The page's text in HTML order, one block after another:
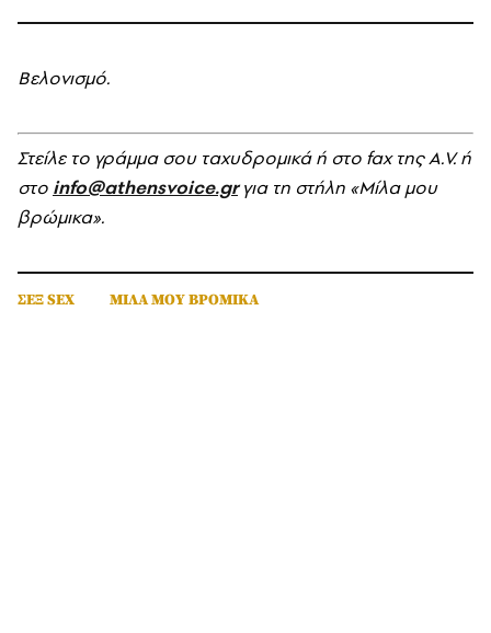
Bελονισμό.
Στείλε το γράμμα σου ταχυδρομικά ή στο fax της A.V. ή
στο info@athensvoice.grγια τη στήλη «Μίλα μου
βρώμικα».
ΣΕΞ SEX ΜΙΛΑ ΜΟΥ ΒΡΟΜΙΚΑ